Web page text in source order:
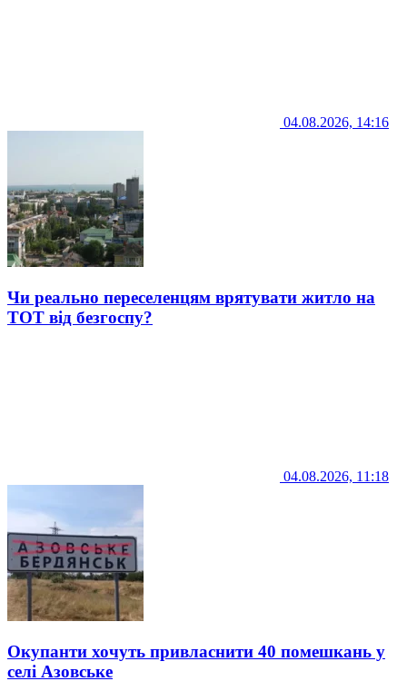
04.08.2026, 14:16
Чи реально переселенцям врятувати житло на
ТОТ від безгоспу?
04.08.2026, 11:18
Окупанти хочуть привласнити 40 помешкань у
селі Азовське